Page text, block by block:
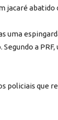
jacaré abatido
uma
a
policiais que